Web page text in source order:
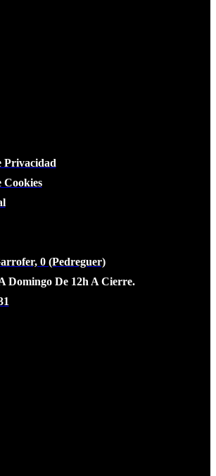
Privacidad
Cookies
0 (Pedreguer)
Domingo De 12h A Cierre.